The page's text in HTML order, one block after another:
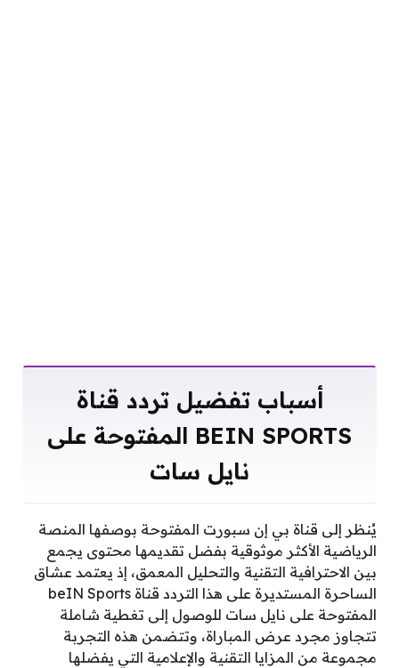
أسباب تفضيل تردد قناة
BEIN SPORTS المفتوحة على
نايل سات
يُنظر إلى قناة بي إن سبورت المفتوحة بوصفها المنصة
الرياضية الأكثر موثوقية بفضل تقديمها محتوى يجمع
بين الاحترافية التقنية والتحليل المعمق، إذ يعتمد عشاق
الساحرة المستديرة على هذا التردد قناة beIN Sports
المفتوحة على نايل سات للوصول إلى تغطية شاملة
تتجاوز مجرد عرض المباراة، وتتضمن هذه التجربة
مجموعة من المزايا التقنية والإعلامية التي يفضلها